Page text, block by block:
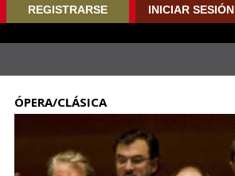
REGISTRARSE INICIAR SESIÓN
ÓPERA/CLÁSICA